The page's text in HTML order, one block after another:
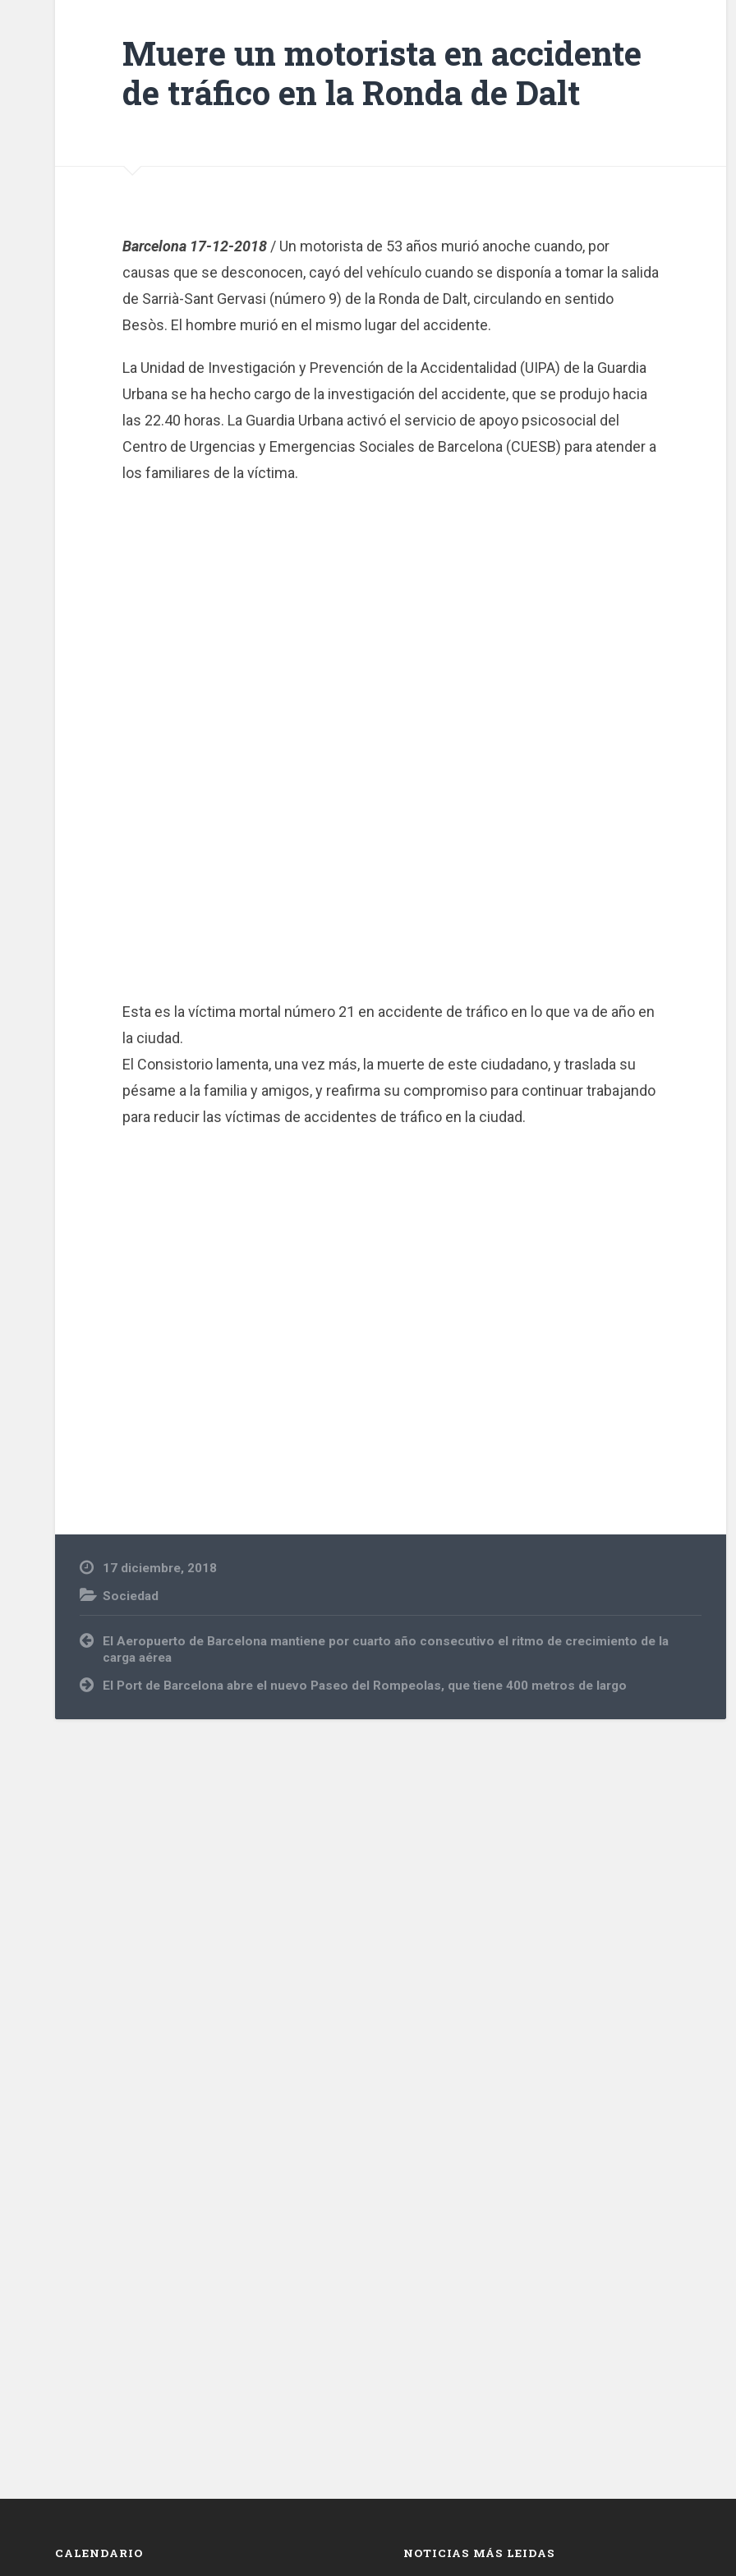
Muere un motorista en accidente
de tráfico en la Ronda de Dalt
Barcelona 17-12-2018/ Un motorista de 53 años murió anoche cuando, por
causas que se desconocen, cayó del vehículo cuando se disponía a tomar la salida
de Sarrià-Sant Gervasi (número 9) de la Ronda de Dalt, circulando en sentido
Besòs. El hombre murió en el mismo lugar del accidente.
La Unidad de Investigación y Prevención de la Accidentalidad (UIPA) de la Guardia
Urbana se ha hecho cargo de la investigación del accidente, que se produjo hacia
las 22.40 horas. La Guardia Urbana activó el servicio de apoyo psicosocial del
Centro de Urgencias y Emergencias Sociales de Barcelona (CUESB) para atender a
los familiares de la víctima.
Esta es la víctima mortal número 21 en accidente de tráfico en lo que va de año en
la ciudad.
El Consistorio lamenta, una vez más, la muerte de este ciudadano, y traslada su
pésame a la familia y amigos, y reafirma su compromiso para continuar trabajando
para reducir las víctimas de accidentes de tráfico en la ciudad.
17 diciembre, 2018
Sociedad
Navegación
de
entradas
El Aeropuerto de Barcelona mantiene por cuarto año consecutivo el ritmo de crecimiento de la
carga aérea
El Port de Barcelona abre el nuevo Paseo del Rompeolas, que tiene 400 metros de largo
CALENDARIO NOTICIAS MÁS LEIDAS